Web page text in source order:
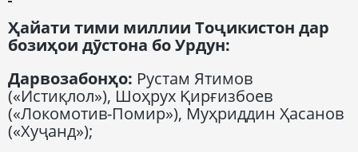
Ҳайати тими миллии Тоҷикистон дар
бозиҳои дӯстона бо Урдун:
Дарвозабонҳо: Рустам Ятимов
(«Истиқлол»), Шоҳрух Қирғизбоев
(«Локомотив-Помир»), Муҳриддин Ҳасанов
(«Хуҷанд»);